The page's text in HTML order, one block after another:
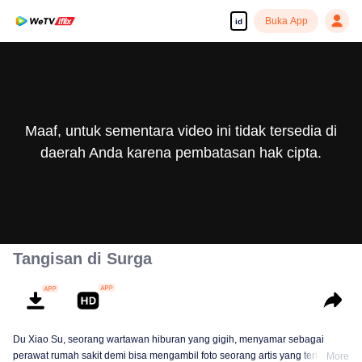
id Buka App
Maaf, untuk sementara video ini tidak tersedia di
daerah Anda karena pembatasan hak cipta.
Tangisan di Surga
Du Xiao Su, seorang wartawan hiburan yang gigih, menyamar sebagai
perawat rumah sakit demi bisa mengambil foto seorang artis yang terlibatMore